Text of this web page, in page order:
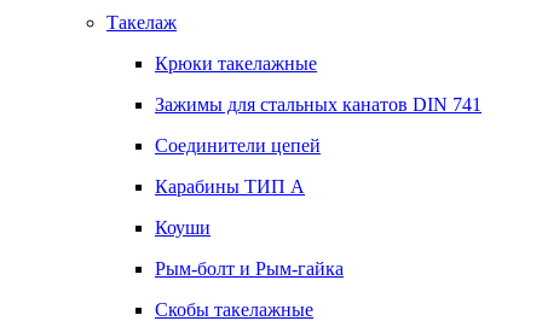
Такелаж
Крюки такелажные
Зажимы для стальных канатов DIN 741
Соединители цепей
Карабины ТИП А
Коуши
Рым-болт и Рым-гайка
Скобы такелажные